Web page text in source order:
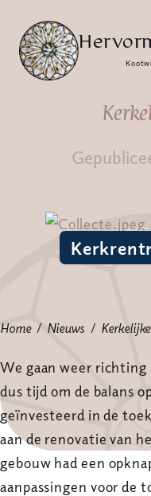
Home Nieuws
We gaan weer
dus tijd om de balans
geïnvesteerd in de
aan de renovatie van
gebouw had een
aanpassingen voor de